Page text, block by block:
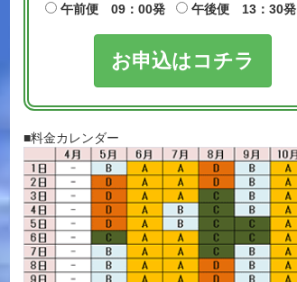
午前便 09：00発
午後便 13：30発
お申込はコチラ
■料金カレンダー